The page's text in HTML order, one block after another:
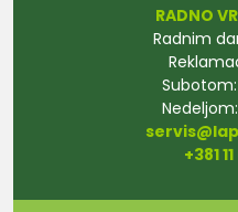
RADNO
Radnim
Subotom:
Nedeljom:
+381